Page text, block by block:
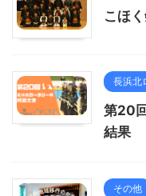
こほ
長浜北
第20
結果
その他